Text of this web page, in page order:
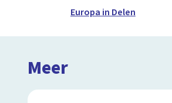
Europa in Delen
Meer